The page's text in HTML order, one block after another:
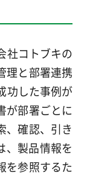
社コトブキの
理と部署連携
功した事例が
が部署ごとに
、確認、引き
、製品情報を
を参照するた